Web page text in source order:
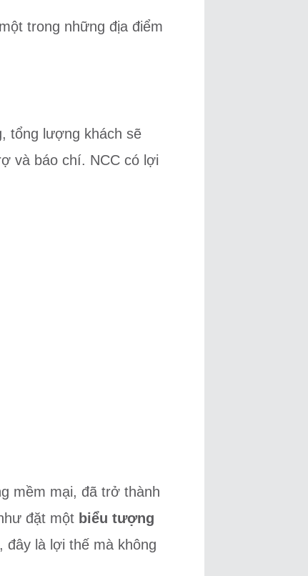
trong những địa điểm
tổng lượng khách sẽ
và báo chí. NCC có lợi
mềm mại, đã trở thành
đặt một biểu tượng
đây là lợi thế mà không